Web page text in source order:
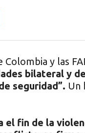
y las
bilateral y
seguridad”. Un
el fin de la